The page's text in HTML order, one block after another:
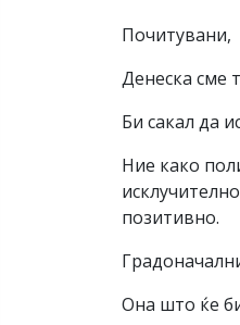
Почитувани,
Денеска сме
Би сакал да
Ние како
позитивно.
Она што ќе